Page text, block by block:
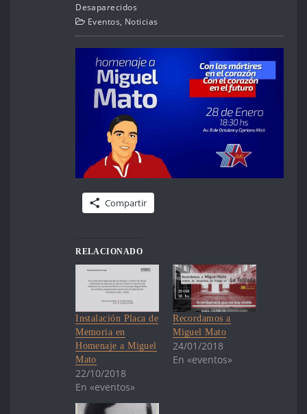
Desaparecidos
Eventos, Noticias
Compartir
RELACIONADO
Instalación Placa de
Memoria en
Homenaje a Miguel
Mato
22/10/2018
En «eventos»
Recordamos a
Miguel Mato
24/01/2018
En «eventos»